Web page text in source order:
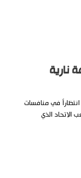
في منافسات
صوب ملعب الاتحاد الذي